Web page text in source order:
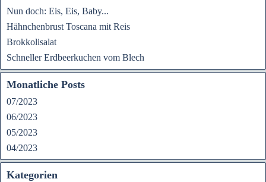
Nun doch: Eis, Eis, Baby...
Hähnchenbrust Toscana mit Reis
Brokkolisalat
Schneller Erdbeerkuchen vom Blech
Monatliche Posts
07/2023
06/2023
05/2023
04/2023
Kategorien